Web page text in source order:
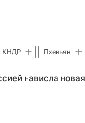
КНДР Пхеньян
нависла новая